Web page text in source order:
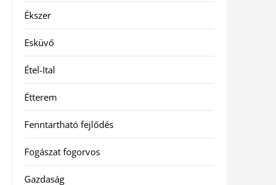
Ékszer
Esküvő
Étel-Ital
Étterem
Fenntartható fejlődés
Fogászat fogorvos
Gazdaság